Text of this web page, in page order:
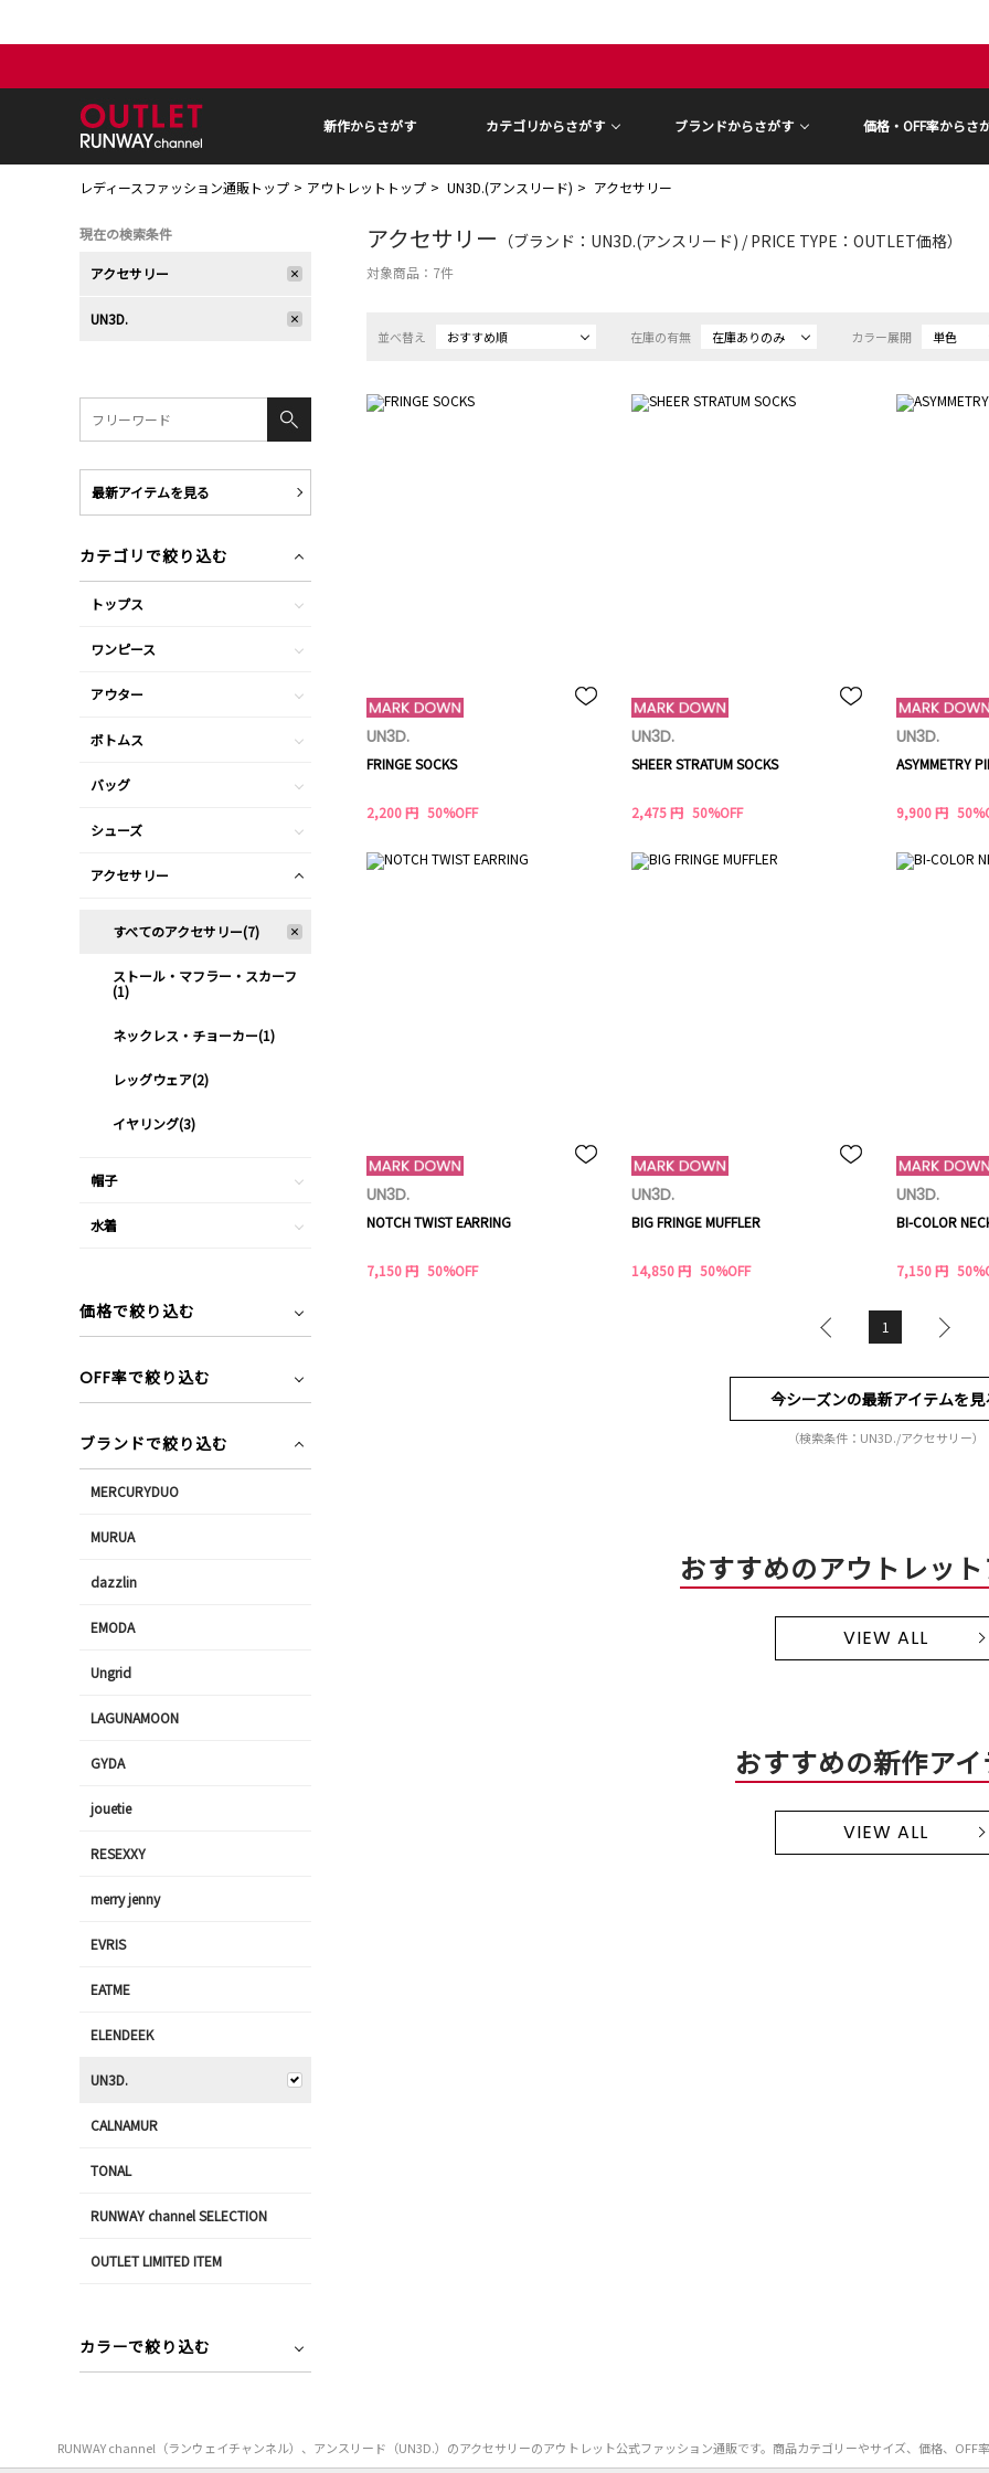
新作からさがす カテゴリからさがす ブランドからさがす 価格・OFF率からさ
レディースファッション通販トップ アウトレットトップ UN3D.(アンスリード) アクセサリー
アクセサリー （ブランド：UN3D.(アンスリード) / PRICE TYPE：OUTLET価格）
対象商品： 7件
並べ替え おすすめ順 在庫の有無 在庫ありのみ カラー展開 単色
UN3D.
FRINGE SOCKS
2,200 円 50%OFF
UN3D.
SHEER STRATUM SOCKS
2,475 円 50%OFF
UN3D.
ASYMMETRY
9,900 円
UN3D.
NOTCH TWIST EARRING
7,150 円 50%OFF
UN3D.
BIG FRINGE MUFFLER
14,850 円 50%OFF
UN3D.
BI-COLOR
7,150 円
1
今シーズンの最新アイテムを見
（検索条件：UN3D./アクセサリー）
おすすめのアウトレッ
VIEW ALL
おすすめの新作ア
VIEW ALL
現在の検索条件
アクセサリー
UN3D.
最新アイテムを見る
カテゴリで絞り込む
トップス
ワンピース
アウター
ボトムス
バッグ
シューズ
アクセサリー
すべてのアクセサリー(7)
ストール・マフラー・スカーフ
(1)
ネックレス・チョーカー(1)
レッグウェア(2)
イヤリング(3)
帽子
水着
価格で絞り込む
OFF率で絞り込む
ブランドで絞り込む
MERCURYDUO
MURUA
dazzlin
EMODA
Ungrid
LAGUNAMOON
GYDA
jouetie
RESEXXY
merry jenny
EVRIS
EATME
ELENDEEK
UN3D.
CALNAMUR
TONAL
RUNWAY channel SELECTION
OUTLET LIMITED ITEM
カラーで絞り込む
RUNWAY channel（ランウェイチャンネル）、アンスリード（UN3D.）のアクセサリーのアウトレット公式ファッション通販です。商品カテゴリーやサイズ、価格、